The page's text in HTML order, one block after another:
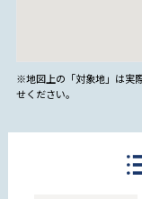
※地図上の「対象地」は実
せください。